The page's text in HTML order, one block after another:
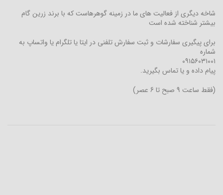
شاخه دیگری از فعالیت های ما در زمینه گوهرهاست که با برند زرین گام
بیشتر شناخته شده است
برای پیگیری سفارشات و ثبت سفارش تلفنی در ایتا یا تلگرام یا واتساپ به
شماره
۰۹۱۵۶۰۳۱۰۰۱
پیام داده و یا تماس بگیرید.
(فقط ساعت 9 صبح تا 6 عصر)